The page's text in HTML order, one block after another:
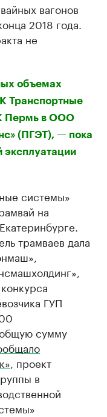
вагонов
2018 года.
не
объемах
Транспортные
Пермь в ООО
(ПГЭТ), — пока
эксплуатации
системы»
на
трамваев дала
ГУП
сумму
, проект
в